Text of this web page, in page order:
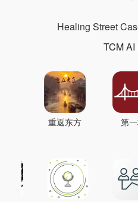
Healing Street
TCM AI
重返东方 第